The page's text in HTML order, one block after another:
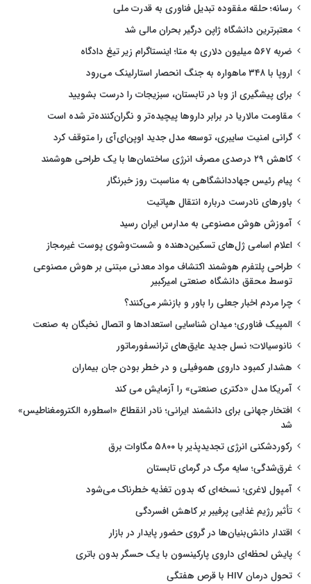
رسانه؛ حلقه مفقوده تبدیل فناوری به قدرت ملی
معتبرترین دانشگاه ژاپن درگیر بحران مالی شد
ضربه ۵۶۷ میلیون دلاری به متا؛ اینستاگرام زیر تیغ دادگاه
اروپا با ۳۴۸ ماهواره به جنگ انحصار استارلینک می‌رود
برای پیشگیری از وبا در تابستان، سبزیجات را درست بشویید
مقاومت مالاریا در برابر داروها پیچیده‌تر و نگران‌کننده‌تر شده است
گرانی امنیت سایبری، توسعه مدل جدید اوپن‌ای‌آی را متوقف کرد
کاهش ۲۹ درصدی مصرف انرژی ساختمان‌ها با یک طراحی هوشمند
پیام رئیس جهاددانشگاهی به مناسبت روز خبرنگار
باورهای نادرست درباره انتقال هپاتیت
آموزش هوش مصنوعی به مدارس ایران رسید
اعلام اسامی ژل‌های تسکین‌دهنده و شست‌وشوی پوست غیرمجاز
طراحی پلتفرم هوشمند اکتشاف مواد معدنی مبتنی بر هوش مصنوعی
توسط محقق دانشگاه صنعتی امیرکبیر
چرا مردم اخبار جعلی را باور و بازنشر می‌کنند؟
المپیک فناوری؛ میدان شناسایی استعدادها و اتصال نخبگان به صنعت
نانوسیالات؛ نسل جدید عایق‌های ترانسفورماتور
هشدار کمبود داروی هموفیلی و در خطر بودن جان بیماران
آمریکا مدل «دکتری صنعتی» را آزمایش می کند
افتخار جهانی برای دانشمند ایرانی؛ نادر انقطاع «اسطوره الکترومغناطیس»
شد
رکوردشکنی انرژی تجدیدپذیر با ۵۸۰۰ مگاوات برق
غرق‌شدگی؛ سایه مرگ در گرمای تابستان
آمپول لاغری؛ نسخه‌ای که بدون تغذیه خطرناک می‌شود
تأثیر رژیم غذایی پرفیبر بر کاهش افسردگی
اقتدار دانش‌بنیان‌ها در گروی حضور پایدار در بازار
پایش لحظه‌ای داروی پارکینسون با یک حسگر بدون باتری
تحول درمان HIV با قرص هفتگی